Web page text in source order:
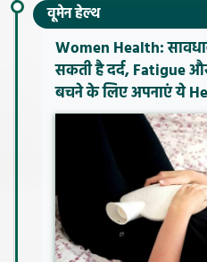
वूमेन हेल्थ
Women Health:
सकती है दर्द, Fatigue
बचने के लिए अपनाएं ये